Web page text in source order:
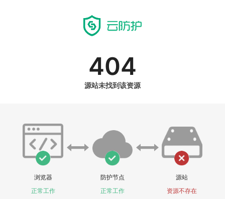
404
源站未找到该资源
浏览器
正常工作
防护节点
正常工作
源站
资源不存在